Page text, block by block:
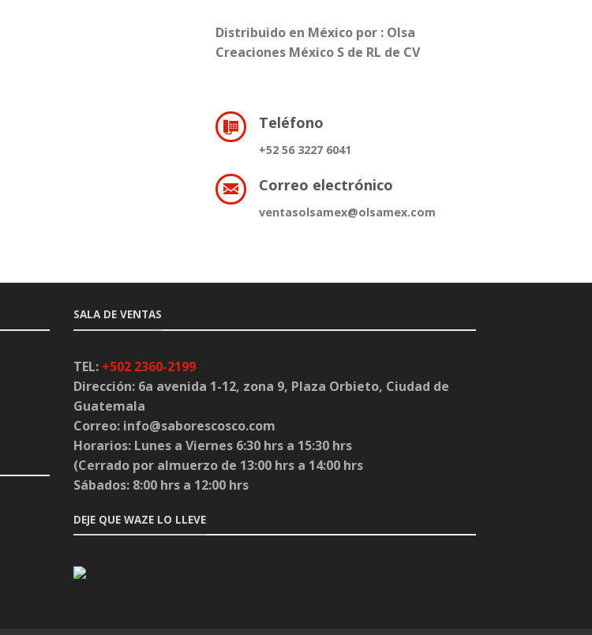
Distribuido en México por : Olsa
Creaciones México S de RL de CV
Teléfono
+52 56 3227 6041
Correo electrónico
ventasolsamex@olsamex.com
SALA DE VENTAS
TEL: +502 2360-2199
Dirección: 6a avenida 1-12, zona 9, Plaza Orbieto, Ciudad de
Guatemala
Correo: info@saborescosco.com
Horarios: Lunes a Viernes 6:30 hrs a 15:30 hrs
(Cerrado por almuerzo de 13:00 hrs a 14:00 hrs
Sábados: 8:00 hrs a 12:00 hrs
DEJE QUE WAZE LO LLEVE